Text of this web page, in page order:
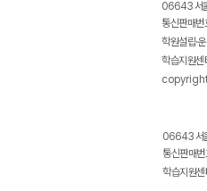
06643 서
통신판매
학원설립·
학습지원
06643 서
통신판매
학습지원